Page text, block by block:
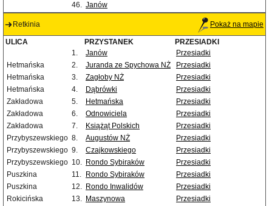
46. Janów
Retkinia Pokaż na mapie
ULICA PRZYSTANEK
PRZESIADKI
1.
Janów
Przesiadki
Hetmańska
2. Juranda ze Spychowa NŻ
Przesiadki
Hetmańska
3. Zagłoby NŻ
Przesiadki
Hetmańska
4. Dąbrówki
Przesiadki
Zakładowa
5. Hetmańska
Przesiadki
Zakładowa
6. Odnowiciela
Przesiadki
Zakładowa
7. Książąt Polskich
Przesiadki
Przybyszewskiego 8. Augustów NŻ
Przesiadki
Przybyszewskiego 9. Czajkowskiego
Przesiadki
Przybyszewskiego 10. Rondo Sybiraków
Przesiadki
Puszkina
11. Rondo Sybiraków
Przesiadki
Puszkina
12. Rondo Inwalidów
Przesiadki
Rokicińska
13. Maszynowa
Przesiadki